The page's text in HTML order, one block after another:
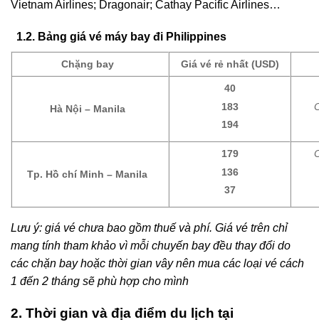
Vietnam Airlines; Dragonair; Cathay Pacific Airlines…
1.2. Bảng giá vé máy bay đi Philippines
Chặng bay Giá vé rẻ nhất (USD)
Hà Nội – Manila
40
183
194
Tp. Hồ chí Minh – Manila
179
136
37
Lưu ý: giá vé chưa bao gồm thuế và phí. Giá vé trên chỉ
mang tính tham khảo vì mỗi chuyến bay đều thay đổi do
các chặn bay hoặc thời gian vây nên mua các loại vé cách
1 đến 2 tháng sẽ phù hợp cho mình
2. Thời gian và địa điểm du lịch tại